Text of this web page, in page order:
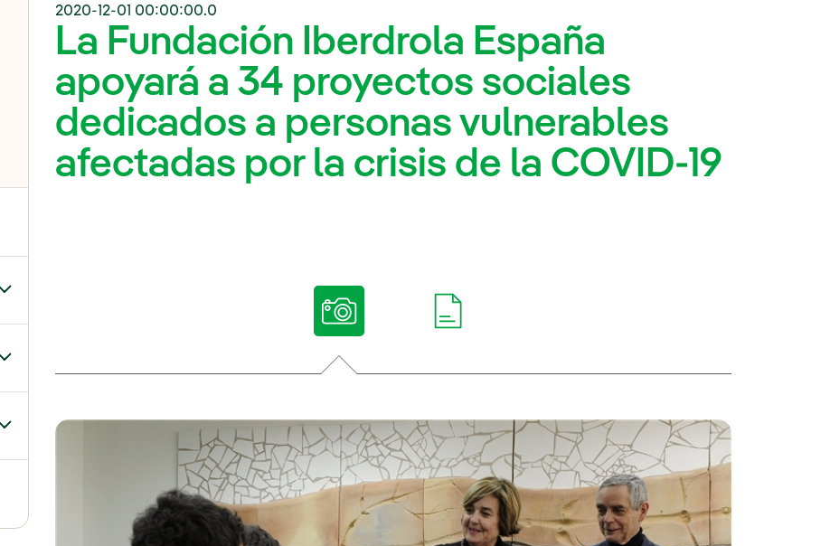
Alternar el submenú para Nuestras voces
Alternar el submenú para Multimedia
Alternar el submenú para Redes sociales
2020-12-01 00:00:00.0
La Fundación Iberdrola España
apoyará a 34 proyectos sociales
dedicados a personas vulnerables
afectadas por la crisis de la COVID-19